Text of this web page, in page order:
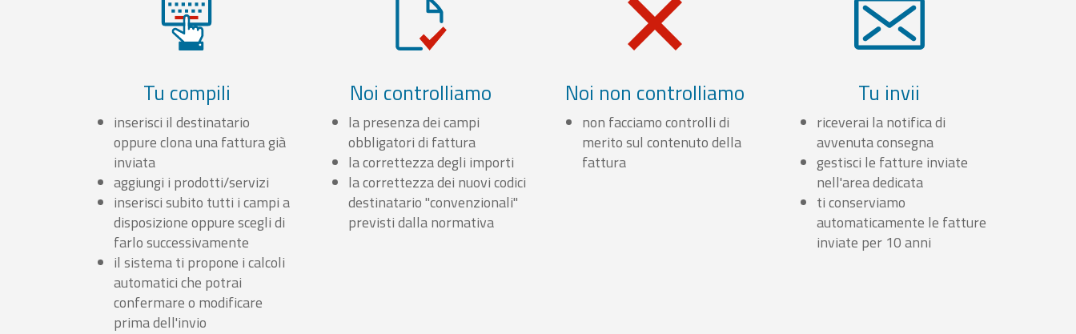
Tu compili
inserisci il destinatario
oppure clona una fattura già
inviata
aggiungi i prodotti/servizi
inserisci subito tutti i campi a
disposizione oppure scegli di
farlo successivamente
il sistema ti propone i calcoli
automatici che potrai
confermare o modificare
prima dell'invio
Noi controlliamo
la presenza dei campi
obbligatori di fattura
la correttezza degli importi
la correttezza dei nuovi codici
destinatario "convenzionali"
previsti dalla normativa
Noi non controlliamo
non facciamo controlli di
merito sul contenuto della
fattura
Tu invii
riceverai la notifica di
avvenuta consegna
gestisci le fatture inviate
nell'area dedicata
ti conserviamo
automaticamente le fatture
inviate per 10 anni